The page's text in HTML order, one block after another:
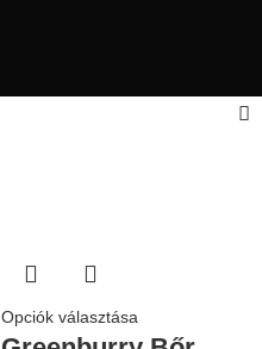
Opciók választása